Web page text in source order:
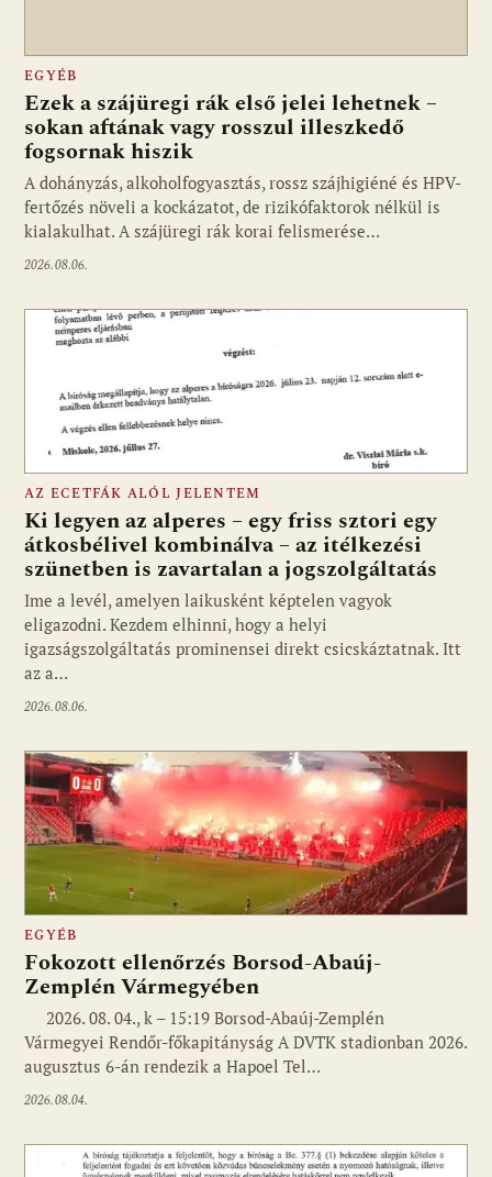
EGYÉB
Ezek a szájüregi rák első jelei lehetnek –
sokan aftának vagy rosszul illeszkedő
fogsornak hiszik
A dohányzás, alkoholfogyasztás, rossz szájhigiéné és HPV-
fertőzés növeli a kockázatot, de rizikófaktorok nélkül is
kialakulhat. A szájüregi rák korai felismerése…
2026.08.06.
AZ ECETFÁK ALÓL JELENTEM
Ki legyen az alperes – egy friss sztori egy
átkosbélivel kombinálva – az itélkezési
szünetben is zavartalan a jogszolgáltatás
Ime a levél, amelyen laikusként képtelen vagyok
eligazodni. Kezdem elhinni, hogy a helyi
igazságszolgáltatás prominensei direkt csicskáztatnak. Itt
az a…
2026.08.06.
EGYÉB
Fokozott ellenőrzés Borsod-Abaúj-
Zemplén Vármegyében
2026. 08. 04., k – 15:19 Borsod-Abaúj-Zemplén
Vármegyei Rendőr-főkapitányság A DVTK stadionban 2026.
augusztus 6-án rendezik a Hapoel Tel…
2026.08.04.